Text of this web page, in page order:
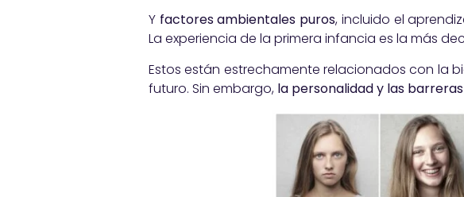
Y factores ambientales puros, incluido el
La experiencia de la primera infancia es la más
Estos están estrechamente relacionados con la
futuro. Sin embargo, la personalidad y las